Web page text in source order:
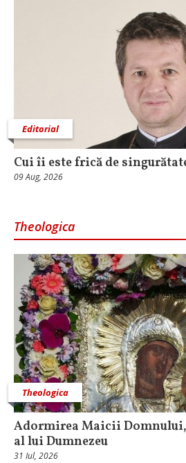
Editorial
Cui îi este frică de
09 Aug, 2026
Theologica
Theologica
Adormirea Maicii
al lui Dumnezeu
31 Iul, 2026